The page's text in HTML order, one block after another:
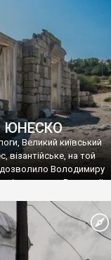
з фондів об’єкту
Таврійського».
але експерти та
ЮНЕСКО
Великий київський
візантійське, на той
дозволило Володимиру
імператору Василю ІІ,
Василем-
Русі. На честь
[…]